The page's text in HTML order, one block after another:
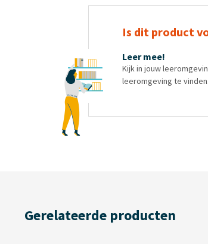
Is dit product
Leer mee!
Kijk in jouw
leeromgeving te vinden.
Gerelateerde producten